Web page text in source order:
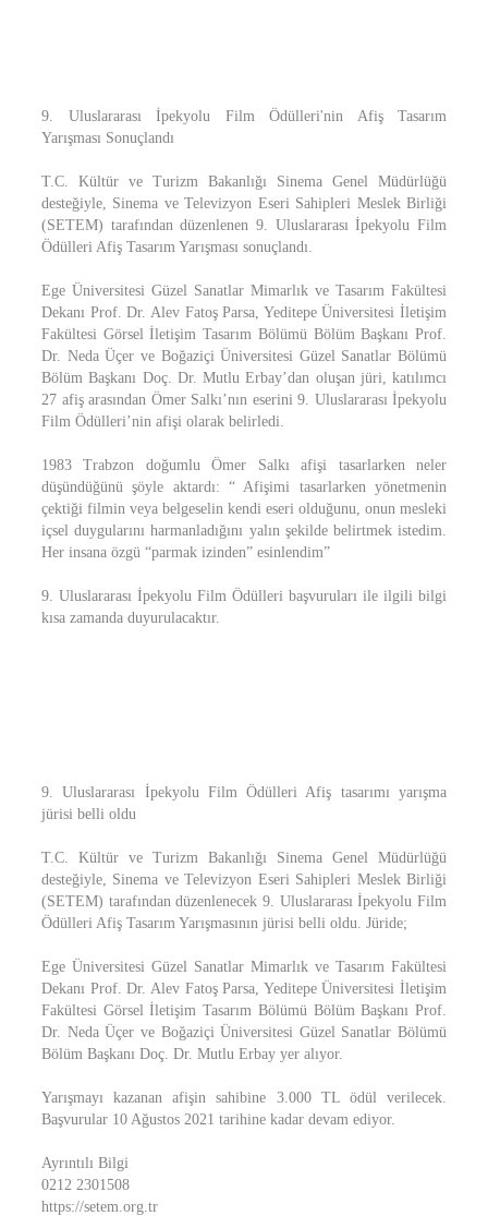
9. Uluslararası İpekyolu Film Ödülleri'nin Afiş Tasarım
Yarışması Sonuçlandı
T.C. Kültür ve Turizm Bakanlığı Sinema Genel Müdürlüğü
desteğiyle, Sinema ve Televizyon Eseri Sahipleri Meslek Birliği
(SETEM) tarafından düzenlenen 9. Uluslararası İpekyolu Film
Ödülleri Afiş Tasarım Yarışması sonuçlandı.
Ege Üniversitesi Güzel Sanatlar Mimarlık ve Tasarım Fakültesi
Dekanı Prof. Dr. Alev Fatoş Parsa, Yeditepe Üniversitesi İletişim
Fakültesi Görsel İletişim Tasarım Bölümü Bölüm Başkanı Prof.
Dr. Neda Üçer ve Boğaziçi Üniversitesi Güzel Sanatlar Bölümü
Bölüm Başkanı Doç. Dr. Mutlu Erbay’dan oluşan jüri, katılımcı
27 afiş arasından Ömer Salkı’nın eserini 9. Uluslararası İpekyolu
Film Ödülleri’nin afişi olarak belirledi.
1983 Trabzon doğumlu Ömer Salkı afişi tasarlarken neler
düşündüğünü şöyle aktardı: “ Afişimi tasarlarken yönetmenin
çektiği filmin veya belgeselin kendi eseri olduğunu, onun mesleki
içsel duygularını harmanladığını yalın şekilde belirtmek istedim.
Her insana özgü “parmak izinden” esinlendim”
9. Uluslararası İpekyolu Film Ödülleri başvuruları ile ilgili bilgi
kısa zamanda duyurulacaktır.
9. Uluslararası İpekyolu Film Ödülleri Afiş tasarımı yarışma
jürisi belli oldu
T.C. Kültür ve Turizm Bakanlığı Sinema Genel Müdürlüğü
desteğiyle, Sinema ve Televizyon Eseri Sahipleri Meslek Birliği
(SETEM) tarafından düzenlenecek 9. Uluslararası İpekyolu Film
Ödülleri Afiş Tasarım Yarışmasının jürisi belli oldu. Jüride;
Ege Üniversitesi Güzel Sanatlar Mimarlık ve Tasarım Fakültesi
Dekanı Prof. Dr. Alev Fatoş Parsa, Yeditepe Üniversitesi İletişim
Fakültesi Görsel İletişim Tasarım Bölümü Bölüm Başkanı Prof.
Dr. Neda Üçer ve Boğaziçi Üniversitesi Güzel Sanatlar Bölümü
Bölüm Başkanı Doç. Dr. Mutlu Erbay yer alıyor.
Yarışmayı kazanan afişin sahibine 3.000 TL ödül verilecek.
Başvurular 10 Ağustos 2021 tarihine kadar devam ediyor.
Ayrıntılı Bilgi
0212 2301508
https://setem.org.tr